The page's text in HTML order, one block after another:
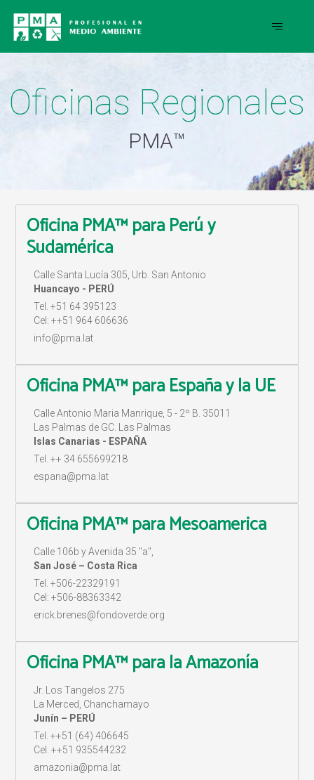
Oficinas Regionales
PMA™
Oficina PMA™ para Perú y
Sudamérica
Calle Santa Lucía 305, Urb. San Antonio
Huancayo - PERÚ
Tel. +51 64 395123
Cel: ++51 964 606636
info@pma.lat
Oficina PMA™ para España y la UE
Calle Antonio Maria Manrique, 5 - 2º B. 35011
Las Palmas de GC. Las Palmas
Islas Canarias - ESPAÑA
Tel. ++ 34 655699218
espana@pma.lat
Oficina PMA™ para Mesoamerica
Calle 106b y Avenida 35 "a",
San José – Costa Rica
Tel. +506-22329191
Cel: +506-88363342
erick.brenes@fondoverde.org
Oficina PMA™ para la Amazonía
Jr. Los Tangelos 275
La Merced, Chanchamayo
Junín – PERÚ
Tel. ++51 (64) 406645
Cel. ++51 935544232
amazonia@pma.lat